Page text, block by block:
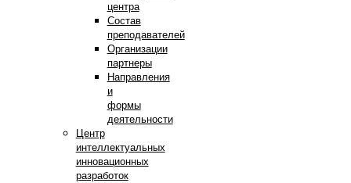
центра
Состав
преподавателей
Организации
партнеры
Направления
и
формы
деятельности
Центр
интеллектуальных
инновационных
разработок